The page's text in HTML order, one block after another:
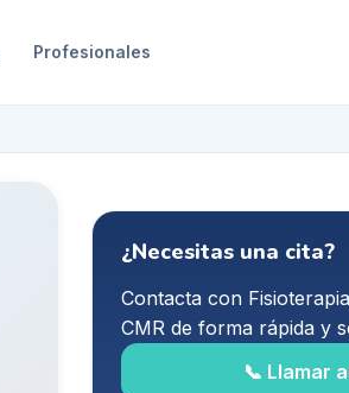
Profesionales
¿Necesitas una cita?
Contacta con
CMR de forma rápida y
📞 Llamar